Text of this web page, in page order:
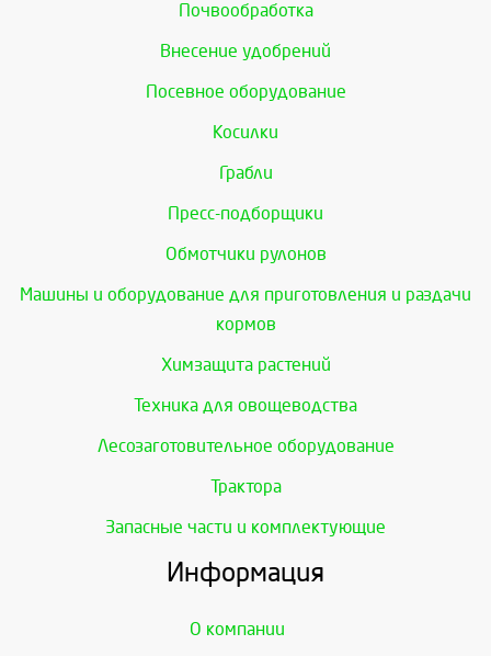
Почвообработка
Внесение удобрений
Посевное оборудование
Косилки
Грабли
Пресс-подборщики
Обмотчики рулонов
Машины и оборудование для приготовления и раздачи
кормов
Химзащита растений
Техника для овощеводства
Лесозаготовительное оборудование
Трактора
Запасные части и комплектующие
Информация
О компании